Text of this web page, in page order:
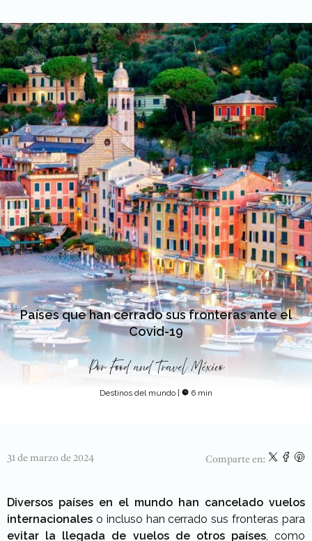
Países que han cerrado sus fronteras ante el
Covid-19
PorFood and Travel México
Destinos del mundo | 6 min
31 de marzo de 2024 Comparte en:
Diversos países en el mundo han cancelado vuelos
internacionales o incluso han cerrado sus fronteras para
evitar la llegada de vuelos de otros países, como